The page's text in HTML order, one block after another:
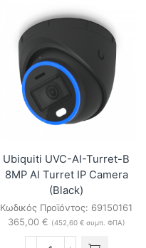
B
4K
AI
LPR
Camera
(Black)
ποσότητα
Ubiquiti UVC-AI-Turret-B
8MP AI Turret IP Camera
(Black)
Κωδικός Προϊόντος: 69150161
365,00 € (452,60 €συμπ. ΦΠΑ)